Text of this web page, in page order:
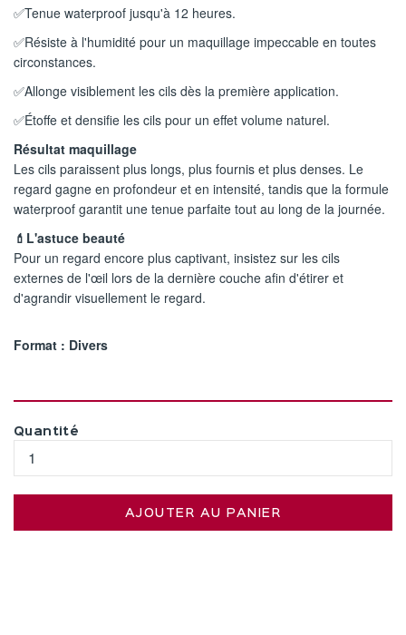
✅Tenue waterproof jusqu'à 12 heures.
✅Résiste à l'humidité pour un maquillage impeccable en toutes
circonstances.
✅Allonge visiblement les cils dès la première application.
✅Étoffe et densifie les cils pour un effet volume naturel.
Résultat maquillage
Les cils paraissent plus longs, plus fournis et plus denses. Le
regard gagne en profondeur et en intensité, tandis que la formule
waterproof garantit une tenue parfaite tout au long de la journée.
💄L'astuce beauté
Pour un regard encore plus captivant, insistez sur les cils
externes de l'œil lors de la dernière couche afin d'étirer et
d'agrandir visuellement le regard.​
Format : Divers
Quantité
AJOUTER AU PANIER